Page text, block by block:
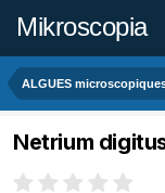
Mikroscopia
ALGUES
Netrium